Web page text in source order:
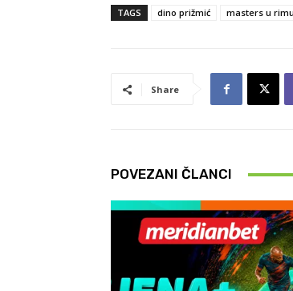
TAGS dino prižmić masters u rimu
Share
POVEZANI ČLANCI